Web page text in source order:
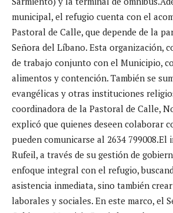
municipal, el refugio cuenta con el
Pastoral de Calle, que depende de la
Señora del Líbano. Esta organización,
de trabajo conjunto con el Municipio,
alimentos y contención. También se
evangélicas y otras instituciones
coordinadora de la Pastoral de Calle,
explicó que quienes deseen colaborar
pueden comunicarse al 2634 799008.El
Rufeil, a través de su gestión de
enfoque integral con el refugio,
asistencia inmediata, sino también
laborales y sociales. En este marco, el